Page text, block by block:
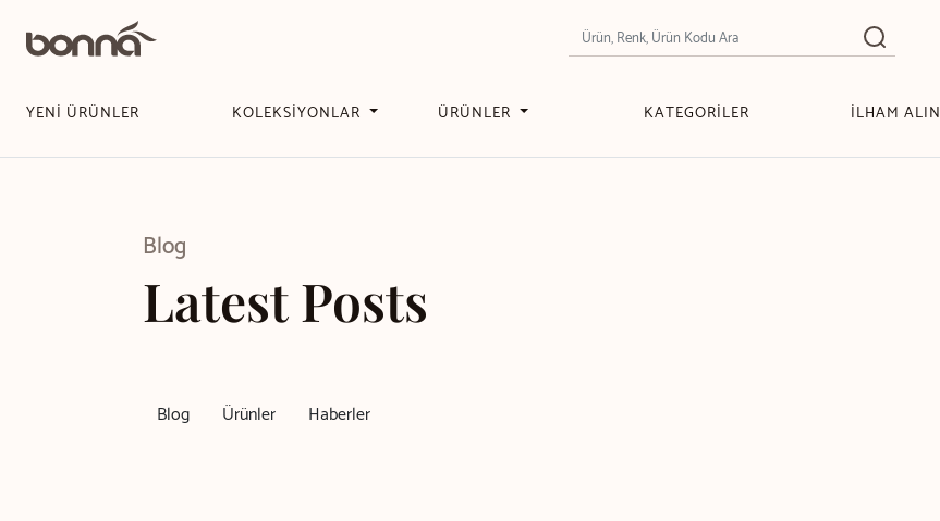
YENİ ÜRÜNLER KOLEKSİYONLAR ÜRÜNLER KATEGORİLER İLHAM ALIN
Blog
Latest Posts
Blog Ürünler Haberler